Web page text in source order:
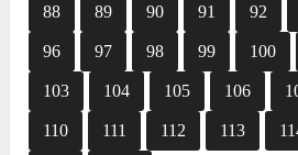
88 89 90 91 92
96 97 98 99 100
103 104 105 106
110 111 112 113